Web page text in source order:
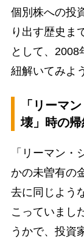
個別株への投
り出す歴史ま
として、2008
紐解いてみよ
「リーマ
壊」時の
「リーマン・
かの未曽有の
去に同じよう
こっていまし
うかで、投資